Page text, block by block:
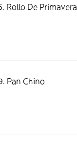
Rollo De Primavera
Pan Chino